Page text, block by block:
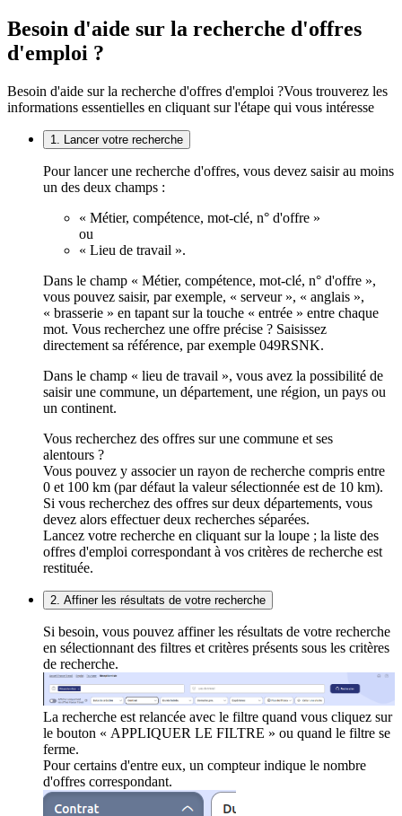
Besoin d'aide sur la recherche d'offres
d'emploi ?
Besoin d'aide sur la recherche d'offres d'emploi ?Vous trouverez les
informations essentielles en cliquant sur l'étape qui vous intéresse
1. Lancer votre recherche
Pour lancer une recherche d'offres, vous devez saisir au moins
un des deux champs :
« Métier, compétence, mot-clé, n° d'offre »
ou
« Lieu de travail ».
Dans le champ « Métier, compétence, mot-clé, n° d'offre »,
vous pouvez saisir, par exemple, « serveur », « anglais »,
« brasserie » en tapant sur la touche « entrée » entre chaque
mot. Vous recherchez une offre précise ? Saisissez
directement sa référence, par exemple 049RSNK.
Dans le champ « lieu de travail », vous avez la possibilité de
saisir une commune, un département, une région, un pays ou
un continent.
Vous recherchez des offres sur une commune et ses
alentours ?
Vous pouvez y associer un rayon de recherche compris entre
0 et 100 km (par défaut la valeur sélectionnée est de 10 km).
Si vous recherchez des offres sur deux départements, vous
devez alors effectuer deux recherches séparées.
Lancez votre recherche en cliquant sur la loupe ; la liste des
offres d'emploi correspondant à vos critères de recherche est
restituée.
2. Affiner les résultats de votre recherche
Si besoin, vous pouvez affiner les résultats de votre recherche
en sélectionnant des filtres et critères présents sous les critères
de recherche.
La recherche est relancée avec le filtre quand vous cliquez sur
le bouton « APPLIQUER LE FILTRE » ou quand le filtre se
ferme.
Pour certains d'entre eux, un compteur indique le nombre
d'offres correspondant.